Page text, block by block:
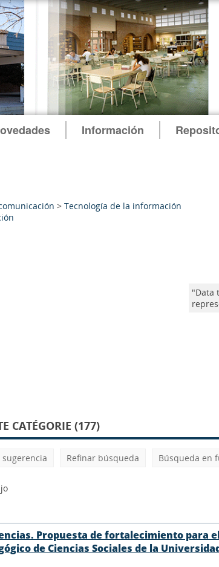
Información
> Tecnología de la información
"Data
CATÉGORIE (177)
Refinar búsqueda Búsqueda en
Propuesta de fortalecimiento para
de Ciencias Sociales de la